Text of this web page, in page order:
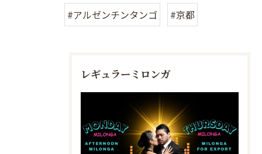
#アルゼンチンタンゴ
#京都
レギュラーミロンガ